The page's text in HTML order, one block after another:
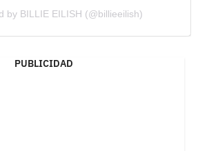
by BILLIE EILISH (@billieeilish)
PUBLICIDAD